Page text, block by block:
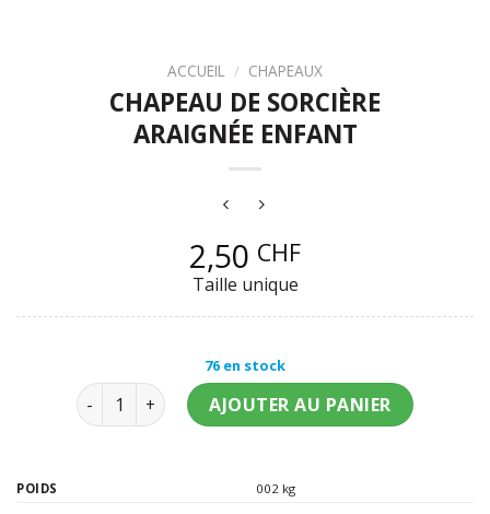
ACCUEIL / CHAPEAUX
CHAPEAU DE SORCIÈRE
ARAIGNÉE ENFANT
2,50 CHF
Taille unique
76 en stock
quantité de Chapeau de sorcière araignée enfant
AJOUTER AU PANIER
POIDS 002 kg